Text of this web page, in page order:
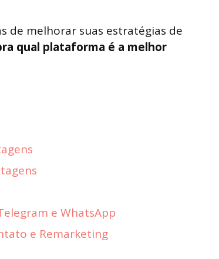
de melhorar suas estratégias de
qual plataforma é a melhor
e WhatsApp
e Remarketing